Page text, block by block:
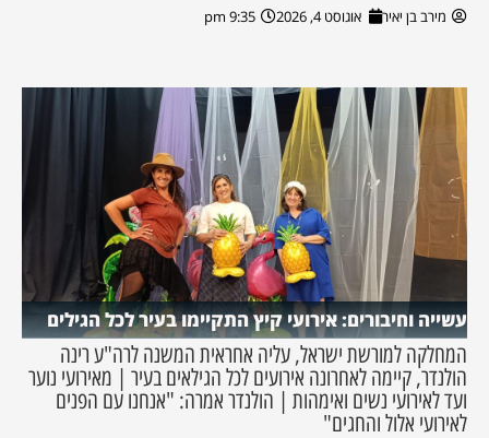
מירב בן יאיר אוגוסט 4, 2026 9:35 pm
עשייה וחיבורים: אירועי קיץ התקיימו בעיר לכל הגילים
המחלקה למורשת ישראל, עליה אחראית המשנה לרה"ע רינה
הולנדר, קיימה לאחרונה אירועים לכל הגילאים בעיר | מאירועי נוער
ועד לאירועי נשים ואימהות | הולנדר אמרה: "אנחנו עם הפנים
לאירועי אלול והחגים"